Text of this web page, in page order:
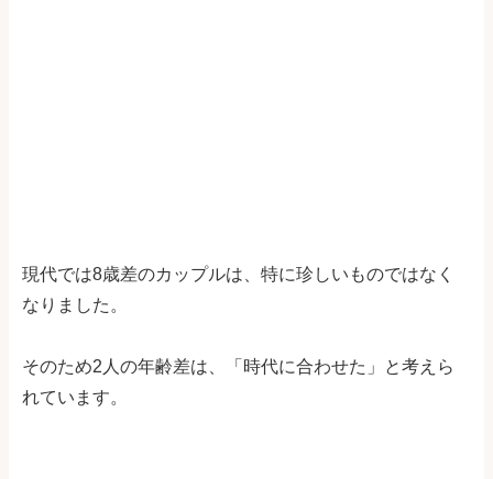
現代では8歳差のカップルは、特に珍しいものではなく
なりました。
そのため2人の年齢差は、「時代に合わせた」と考えら
れています。